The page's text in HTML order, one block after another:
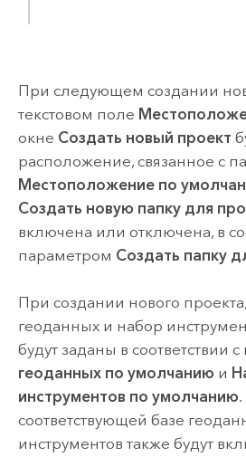
При следующем создании
текстовом поле
окне Создать новый проект
расположение, связанное с
Местоположение по
Создать новую папку для
включена или отключена, в
параметром Создать папку
При создании нового
геоданных и набор
будут заданы в соответствии
геоданных по умолчанию и
инструментов по умолчанию
соответствующей базе
инструментов также будут